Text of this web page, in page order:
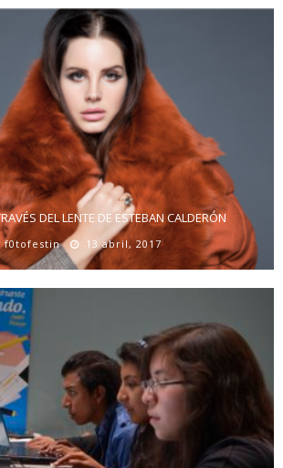
DEL LENTE DE ESTEBAN CALDERÓN
f0tofestin 13 abril, 2017